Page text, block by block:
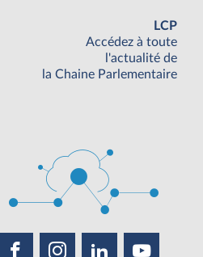
LCP
Accédez à toute
l'actualité de
la Chaine Parlementaire